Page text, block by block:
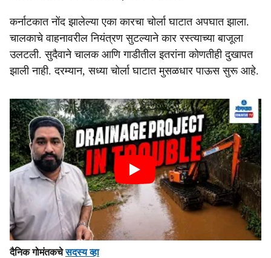
कर्नाटकात नोंद झालेल्‍या एका कारचा चोर्ला घाटात अपघात झाला.
चालकाचे वाहनावरील नियंत्रण सुटल्‍याने कार रस्‍त्‍याच्‍या बाजूला
उलटली. सुदैवाने चालक आणि गाडीतील इतरांना कोणतीही दुखापत
झाली नाही. दरम्‍यान, सध्‍या चोर्ला घाटात मुसळधार पाऊस सुरू आहे.
दैनिक गोमंतकचेसदस्य व्हा